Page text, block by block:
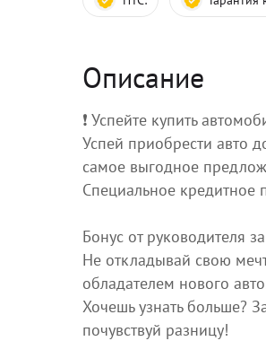
Описание
❗️ Успейте купить
Успей приобрести авто
самое выгодное
Специальное
Бонус от руководителя
Не откладывай свою
обладателем нового
Хочешь узнать больше?
почувствуй разницу!